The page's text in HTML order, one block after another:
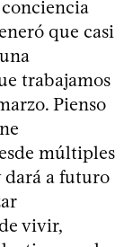
que casi
trabajamos
Pienso
múltiples
dará a futuro
vivir,